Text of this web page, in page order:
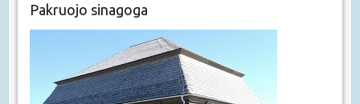
Pakruojo sinagoga